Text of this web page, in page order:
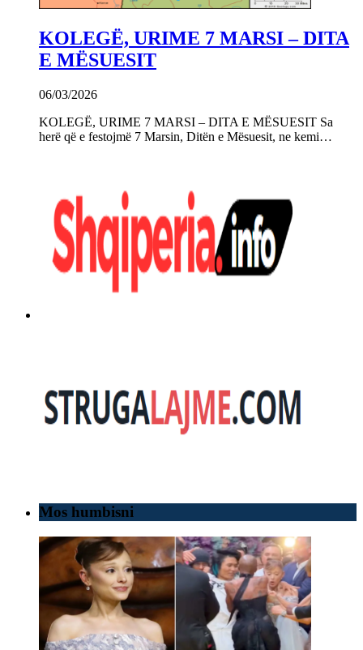
KOLEGË, URIME 7 MARSI – DITA
E MËSUESIT
06/03/2026
KOLEGË, URIME 7 MARSI – DITA E MËSUESIT Sa
herë që e festojmë 7 Marsin, Ditën e Mësuesit, ne kemi…
Mos humbisni